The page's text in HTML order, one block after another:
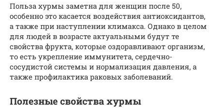
Польза хурмы заметна для женщин после 50,
особенно это касается воздействия антиоксидантов,
а также при наступлении климакса. Однако в целом
для людей в возрасте актуальными будут те
свойства фрукта, которые оздоравливают организм,
то есть укрепление иммунитета, сердечно-
сосудистой системы и нормализация давления, а
также профилактика раковых заболеваний.
Полезные свойства хурмы